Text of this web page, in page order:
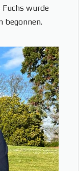
Fuchs wurde
begonnen.